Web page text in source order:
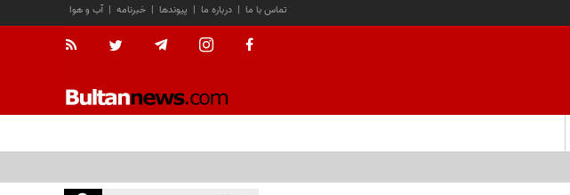
آب و هوا | خبرنامه | پیوندها | درباره ما | تماس با ما